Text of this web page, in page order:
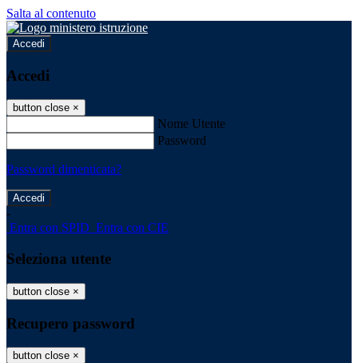
Salta al contenuto
Accedi
Accedi
button close ×
Nome Utente
Password
Password dimenticata?
-
Entra con SPID Entra con CIE
Seleziona utente
button close ×
Recupero password
button close ×